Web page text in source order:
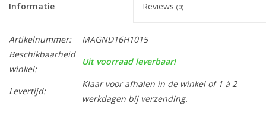
Informatie Reviews (0)
Artikelnummer:
MAGND16H1015
Beschikbaarheid
winkel:
Uit voorraad leverbaar!
Levertijd:
Klaar voor afhalen in de winkel of 1 à 2
werkdagen bij verzending.